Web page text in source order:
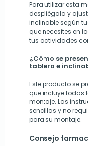
Para utilizar esta
despliégala y
inclinable según
que necesites en
tus actividades
¿Cómo se
tablero e
Este producto se
que incluye todas
montaje. Las
sencillas y no
para su montaje.
Consejo